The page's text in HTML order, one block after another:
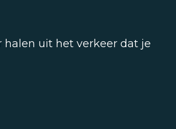
halen uit het verkeer dat je